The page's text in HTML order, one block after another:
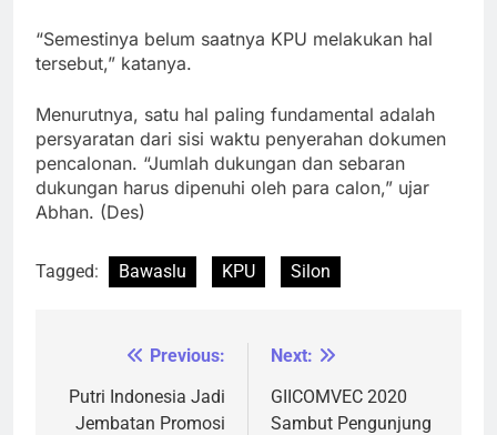
“Semestinya belum saatnya KPU melakukan hal
tersebut,” katanya.
Menurutnya, satu hal paling fundamental adalah
persyaratan dari sisi waktu penyerahan dokumen
pencalonan. “Jumlah dukungan dan sebaran
dukungan harus dipenuhi oleh para calon,” ujar
Abhan. (Des)
Tagged: Bawaslu KPU Silon
Navigasi
pos
Previous:
Putri Indonesia Jadi
Jembatan Promosi
Next:
GIICOMVEC 2020
Sambut Pengunjung